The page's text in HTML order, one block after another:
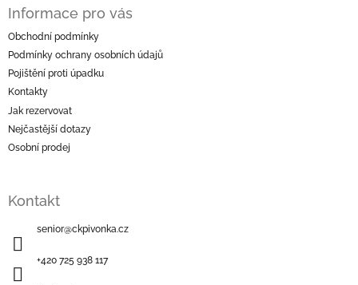
Informace pro vás
Obchodní podmínky
Podmínky ochrany osobních údajů
Pojištění proti úpadku
Kontakty
Jak rezervovat
Nejčastější dotazy
Osobní prodej
Kontakt
senior@ckpivonka.cz
+420 725 938 117